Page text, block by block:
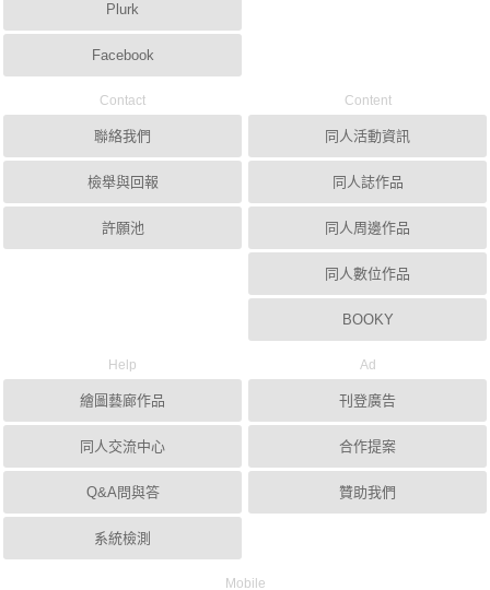
Plurk
Facebook
Contact
聯絡我們
檢舉與回報
許願池
Content
同人活動資訊
同人誌作品
同人周邊作品
同人數位作品
BOOKY
Help
繪圖藝廊作品
同人交流中心
Q&A問與答
系統檢測
Ad
刊登廣告
合作提案
贊助我們
Mobile